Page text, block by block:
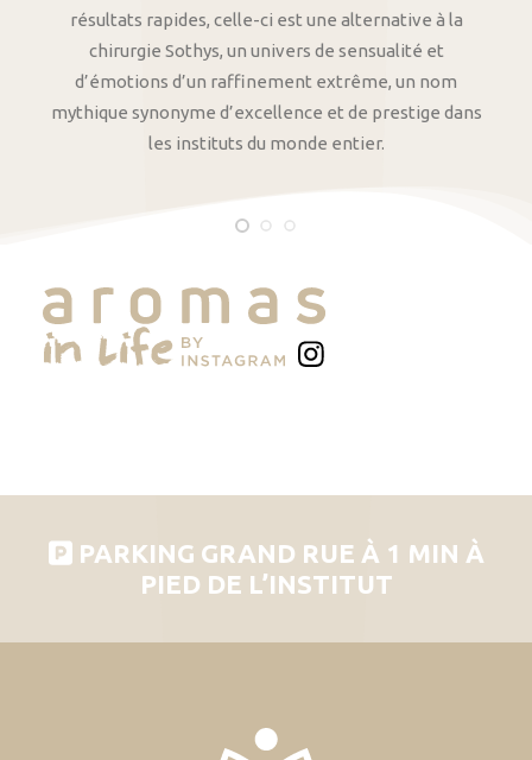
résultats rapides, celle-ci est une alternative à la
chirurgie Sothys, un univers de sensualité et
d’émotions d’un raffinement extrême, un nom
mythique synonyme d’excellence et de prestige dans
les instituts du monde entier.
PARKING GRAND RUE À 1 MIN À
PIED DE L’INSTITUT